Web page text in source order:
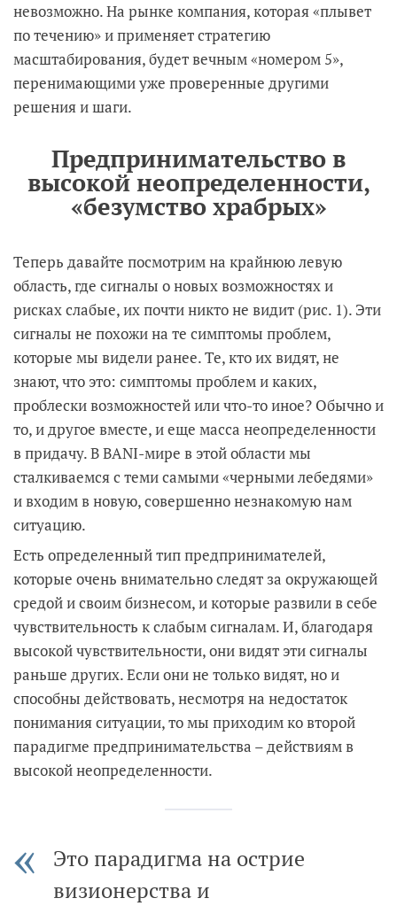
невозможно. На рынке компания, которая «плывет
по течению» и применяет стратегию
масштабирования, будет вечным «номером 5»,
перенимающими уже проверенные другими
решения и шаги.
Предпринимательство в
высокой неопределенности,
«безумство храбрых»
Теперь давайте посмотрим на крайнюю левую
область, где сигналы о новых возможностях и
рисках слабые, их почти никто не видит (рис. 1). Эти
сигналы не похожи на те симптомы проблем,
которые мы видели ранее. Те, кто их видят, не
знают, что это: симптомы проблем и каких,
проблески возможностей или что-то иное? Обычно и
то, и другое вместе, и еще масса неопределенности
в придачу. В BANI-мире в этой области мы
сталкиваемся с теми самыми «черными лебедями»
и входим в новую, совершенно незнакомую нам
ситуацию.
Есть определенный тип предпринимателей,
которые очень внимательно следят за окружающей
средой и своим бизнесом, и которые развили в себе
чувствительность к слабым сигналам. И, благодаря
высокой чувствительности, они видят эти сигналы
раньше других. Если они не только видят, но и
способны действовать, несмотря на недостаток
понимания ситуации, то мы приходим ко второй
парадигме предпринимательства – действиям в
высокой неопределенности.
Это парадигма на острие
визионерства и